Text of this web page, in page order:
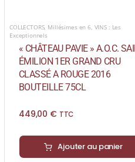
COLLECTORS, Millésimes en 6, VINS : Les
Exceptionnels
« CHÂTEAU PAVIE » A.O.C.
ÉMILION 1ER GRAND CRU
CLASSÉ A ROUGE 2016
BOUTEILLE 75CL
449,00 € TTC
Ajouter au panier